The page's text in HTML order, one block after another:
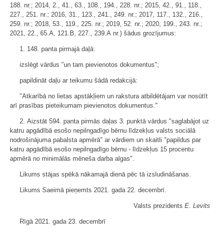
188. nr.; 2014, 2., 41., 63., 108., 194., 228. nr.; 2015, 42., 91., 118.,
227., 251. nr.; 2016, 31., 123., 241., 249. nr.; 2017, 117., 132., 216.,
259. nr.; 2018, 53., 119., 225. nr.; 2019, 52. nr.; 2020, 199., 243. nr.;
2021, 22., 65.A, 121.B, 227., 239.A nr.) šādus grozījumus:
1. 148. panta pirmajā daļā:
izslēgt vārdus "un tam pievienotos dokumentus";
papildināt daļu ar teikumu šādā redakcijā:
"Atkarībā no lietas apstākļiem un rakstura atbildētājam var nosūtīt
arī prasības pieteikumam pievienotos dokumentus."
2. Aizstāt 594. panta pirmās daļas 3. punktā vārdus "saglabājot uz
katru apgādībā esošo nepilngadīgo bērnu līdzekļus valsts sociālā
nodrošinājuma pabalsta apmērā" ar vārdiem un skaitli "papildus par
katru apgādībā esošo nepilngadīgo bērnu - līdzekļus 15 procentu
apmērā no minimālās mēneša darba algas".
Likums stājas spēkā nākamajā dienā pēc tā izsludināšanas.
Likums Saeimā pieņemts 2021. gada 22. decembrī.
Valsts prezidents E. Levits
Rīgā 2021. gada 23. decembrī